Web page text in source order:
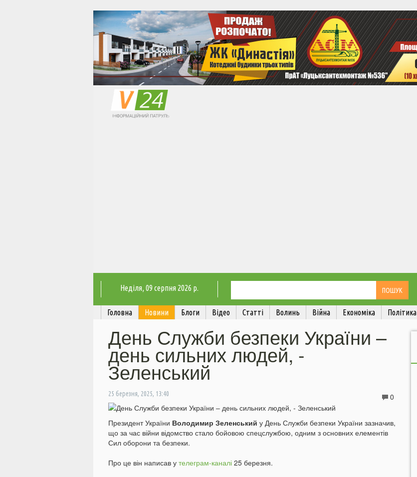
Неділя, 09 серпня 2026 р.
Головна Новини Блоги Відео Статті Волинь Війна Економіка Політика
День Служби безпеки України –
день сильних людей, -
Зеленський
25 березня, 2025, 13:40 0
Президент України Володимир Зеленський у День Служби безпеки України зазначив,
що за час війни відомство стало бойовою спецслужбою, одним з основних елементів
Сил оборони та безпеки.
Про це він написав у телеграм-каналі 25 березня.